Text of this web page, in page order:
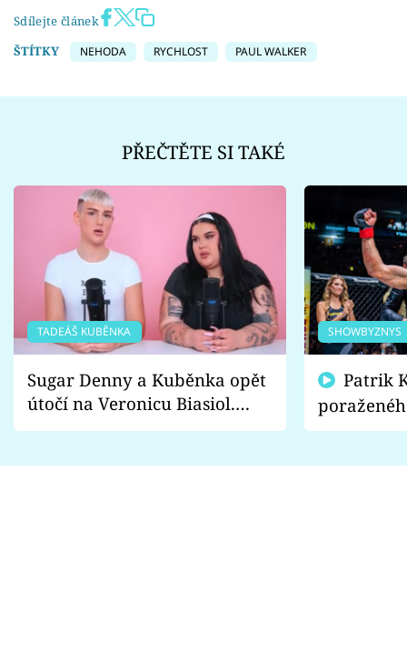
Sdílejte článek
ŠTÍTKY
NEHODA RYCHLOST PAUL WALKER
PŘEČTĚTE SI TAKÉ
TADEÁŠ KUBĚNKA
Sugar Denny a Kuběnka opět
útočí na Veronicu Biasiol.
Proč je podle nich falešná a
SHOWBYZNYS
fanoušci